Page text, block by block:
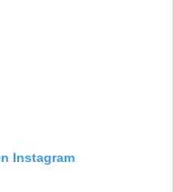
Instagram